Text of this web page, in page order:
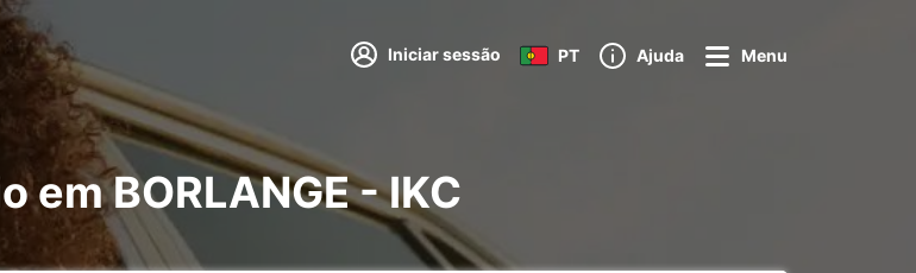
Iniciar sessão PT Ajuda Menu
BORLANGE - IKC